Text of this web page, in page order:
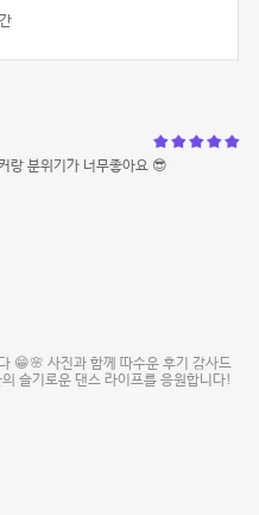
랑 분위기가 너무좋아요 😎
😁🌸 사진과 함께 따수운 후기 감사드
슬기로운 댄스 라이프를 응원합니다!